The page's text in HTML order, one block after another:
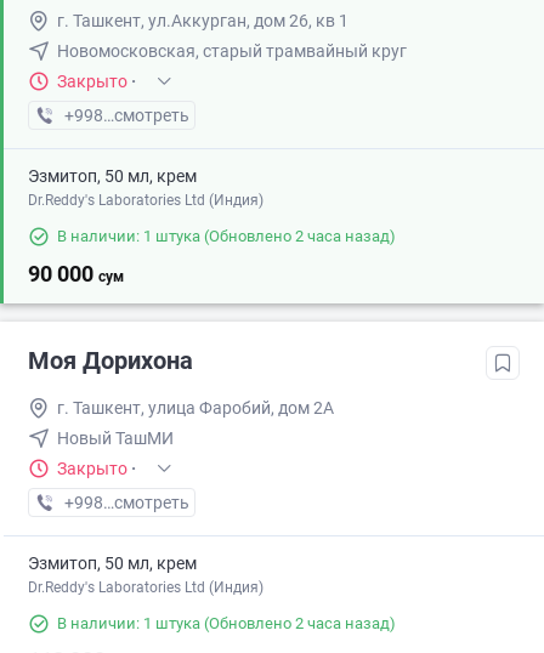
г. Ташкент, ул.Аккурган, дом 26, кв 1
Новомосковская, старый трамвайный круг
Закрыто ·
+998 (77) XXX-XX-XX
смотреть
Эзмитоп, 50 мл, крем
Dr.Reddy's Laboratories Ltd (Индия)
В наличии: 1 штука (Обновлено 2 часа назад)
90 000 сум
Моя Дорихона
г. Ташкент, улица Фаробий, дом 2А
Новый ТашМИ
Закрыто ·
+998 (33) XXX-XX-XX
смотреть
Эзмитоп, 50 мл, крем
Dr.Reddy's Laboratories Ltd (Индия)
В наличии: 1 штука (Обновлено 2 часа назад)